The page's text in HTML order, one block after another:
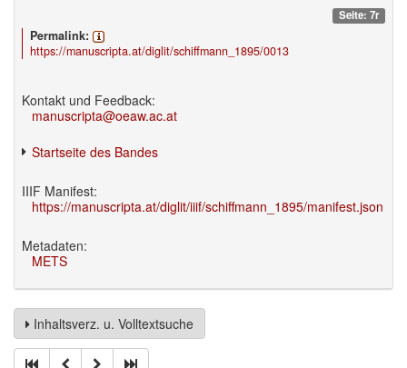
Seite: 7r
Permalink:
https://manuscripta.at/diglit/schiffmann_1895/0013
Kontakt und Feedback:
manuscripta@oeaw.ac.at
Startseite des Bandes
IIIF Manifest:
https://manuscripta.at/diglit/iiif/schiffmann_1895/manifest.json
Metadaten:
METS
Inhaltsverz. u. Volltextsuche